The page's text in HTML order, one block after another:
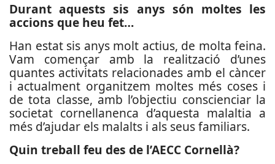
Durant aquests sis anys són moltes les
accions que heu fet…
Han estat sis anys molt actius, de molta feina.
Vam començar amb la realització d’unes
quantes activitats relacionades amb el càncer
i actualment organitzem moltes més coses i
de tota classe, amb l’objectiu conscienciar la
societat cornellanenca d’aquesta malaltia a
més d’ajudar els malalts i als seus familiars.
Quin treball feu des de l’AECC Cornellà?